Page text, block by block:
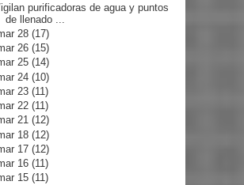
purificadoras de agua y puntos
de llenado ...
28(17)
26(15)
25(14)
24(10)
23(11)
22(11)
21(12)
18(12)
17(12)
16(11)
15(11)